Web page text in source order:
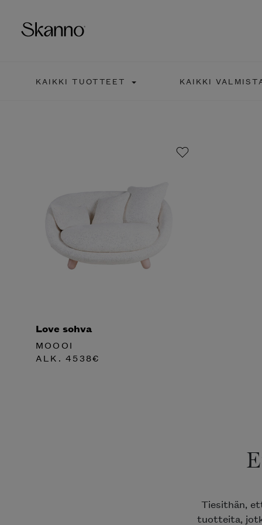
KAIKKI TUOTTEET KAIKKI
Love sohva
MOOOI
ALK.4538€
Tiesithän,
tuotteita,